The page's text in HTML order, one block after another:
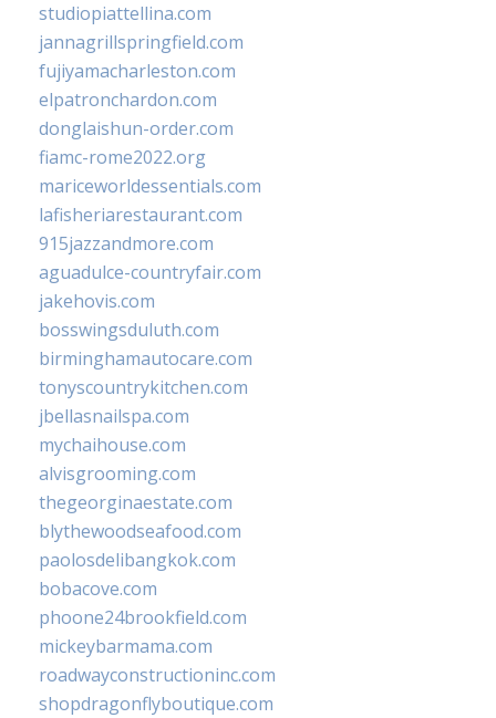
studiopiattellina.com
jannagrillspringfield.com
fujiyamacharleston.com
elpatronchardon.com
donglaishun-order.com
fiamc-rome2022.org
mariceworldessentials.com
lafisheriarestaurant.com
915jazzandmore.com
aguadulce-countryfair.com
jakehovis.com
bosswingsduluth.com
birminghamautocare.com
tonyscountrykitchen.com
jbellasnailspa.com
mychaihouse.com
alvisgrooming.com
thegeorginaestate.com
blythewoodseafood.com
paolosdelibangkok.com
bobacove.com
phoone24brookfield.com
mickeybarmama.com
roadwayconstructioninc.com
shopdragonflyboutique.com